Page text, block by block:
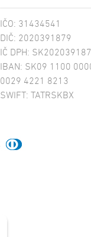
IČO: 31434541
DIČ: 2020391879
IČ DPH:
IBAN: SK09 1100
0029 4221 8213
SWIFT: TATRSKBX